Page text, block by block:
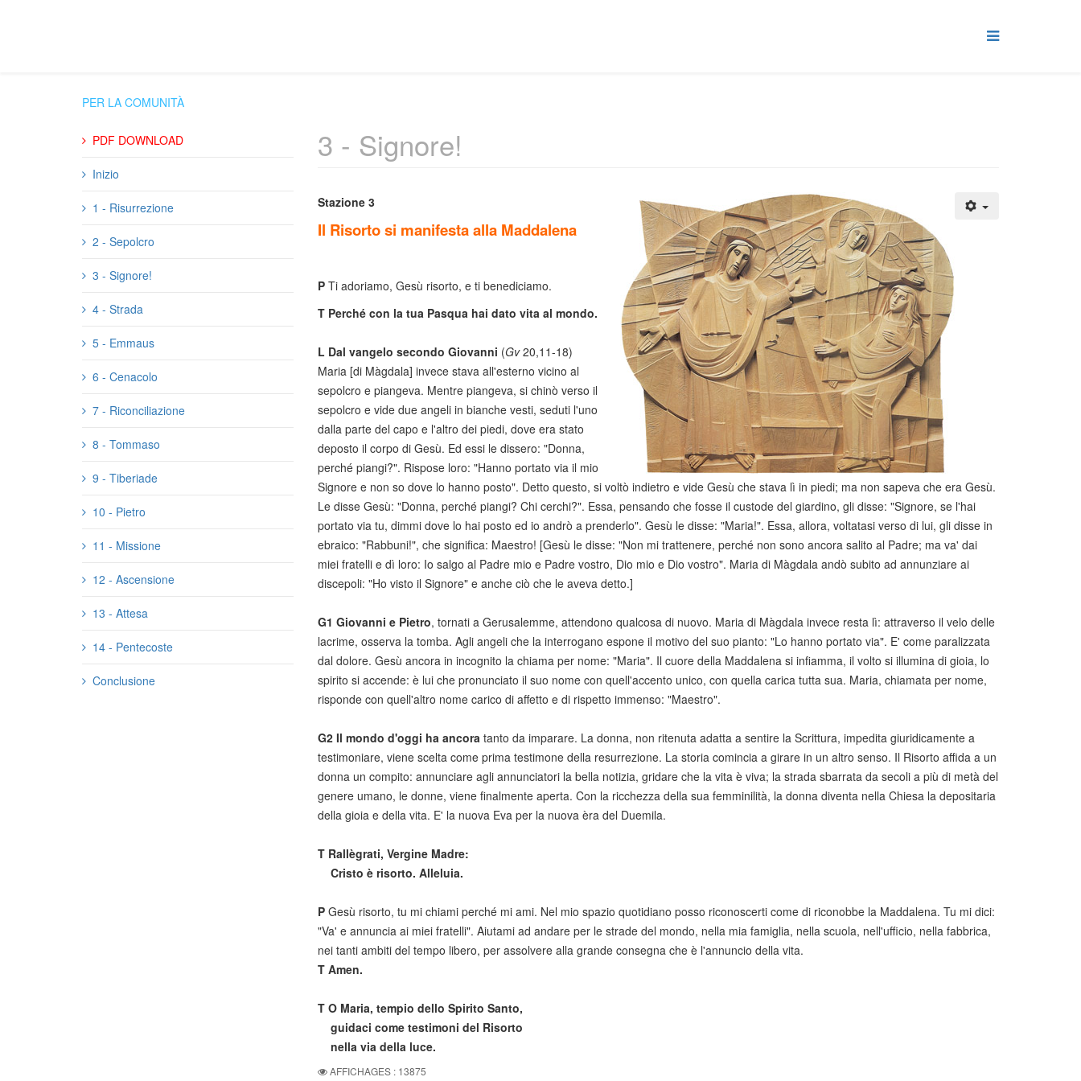
PER LA COMUNITÀ
PDF DOWNLOAD
Inizio
1 - Risurrezione
2 - Sepolcro
3 - Signore!
4 - Strada
5 - Emmaus
6 - Cenacolo
7 - Riconciliazione
8 - Tommaso
9 - Tiberiade
10 - Pietro
11 - Missione
12 - Ascensione
13 - Attesa
14 - Pentecoste
Conclusione
3 - Signore!
Stazione 3
Il Risorto si manifesta alla Maddalena
PTi adoriamo, Gesù risorto, e ti benediciamo.
TPerché con la tua Pasqua hai dato vita al mondo.
L Dal vangelo secondo Giovanni (Gv20,11-18)
Maria [di Màgdala] invece stava all'esterno vicino al
sepolcro e piangeva. Mentre piangeva, si chinò verso il
sepolcro e vide due angeli in bianche vesti, seduti l'uno
dalla parte del capo e l'altro dei piedi, dove era stato
deposto il corpo di Gesù. Ed essi le dissero: "Donna,
perché piangi?". Rispose loro: "Hanno portato via il mio
Signore e non so dove lo hanno posto". Detto questo, si voltò indietro e vide Gesù che stava lì in piedi; ma non sapeva che era Gesù.
Le disse Gesù: "Donna, perché piangi? Chi cerchi?". Essa, pensando che fosse il custode del giardino, gli disse: "Signore, se l'hai
portato via tu, dimmi dove lo hai posto ed io andrò a prenderlo". Gesù le disse: "Maria!". Essa, allora, voltatasi verso di lui, gli disse in
ebraico: "Rabbuni!", che significa: Maestro! [Gesù le disse: "Non mi trattenere, perché non sono ancora salito al Padre; ma va' dai
miei fratelli e dì loro: Io salgo al Padre mio e Padre vostro, Dio mio e Dio vostro". Maria di Màgdala andò subito ad annunziare ai
discepoli: "Ho visto il Signore" e anche ciò che le aveva detto.]
G1 Giovanni e Pietro, tornati a Gerusalemme, attendono qualcosa di nuovo. Maria di Màgdala invece resta lì: attraverso il velo delle
lacrime, osserva la tomba. Agli angeli che la interrogano espone il motivo del suo pianto: "Lo hanno portato via". E' come paralizzata
dal dolore. Gesù ancora in incognito la chiama per nome: "Maria". Il cuore della Maddalena si infiamma, il volto si illumina di gioia, lo
spirito si accende: è lui che pronunciato il suo nome con quell'accento unico, con quella carica tutta sua. Maria, chiamata per nome,
risponde con quell'altro nome carico di affetto e di rispetto immenso: "Maestro".
G2Il mondo d'oggi ha ancoratanto da imparare. La donna, non ritenuta adatta a sentire la Scrittura, impedita giuridicamente a
testimoniare, viene scelta come prima testimone della resurrezione. La storia comincia a girare in un altro senso. Il Risorto affida a un
donna un compito: annunciare agli annunciatori la bella notizia, gridare che la vita è viva; la strada sbarrata da secoli a più di metà del
genere umano, le donne, viene finalmente aperta. Con la ricchezza della sua femminilità, la donna diventa nella Chiesa la depositaria
della gioia e della vita. E' la nuova Eva per la nuova èra del Duemila.
TRallègrati, Vergine Madre:
Cristo è risorto. Alleluia.
PGesù risorto, tu mi chiami perché mi ami. Nel mio spazio quotidiano posso riconoscerti come di riconobbe la Maddalena. Tu mi dici:
"Va' e annuncia ai miei fratelli". Aiutami ad andare per le strade del mondo, nella mia famiglia, nella scuola, nell'ufficio, nella fabbrica,
nei tanti ambiti del tempo libero, per assolvere alla grande consegna che è l'annuncio della vita.
TAmen.
T O Maria, tempio dello Spirito Santo,
guidaci come testimoni del Risorto
nella via della luce.
AFFICHAGES : 13875